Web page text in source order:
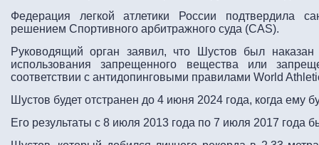
Федерация легкой атлетики России подтвердила
решением Спортивного арбитражного суда (CAS).
Руководящий орган заявил, что Шустов был
использования запрещенного вещества или
соответствии с антидопинговыми правилами World
Шустов будет отстранен до 4 июня 2024 года, когда ему
Его результаты с 8 июля 2013 года по 7 июля 2017